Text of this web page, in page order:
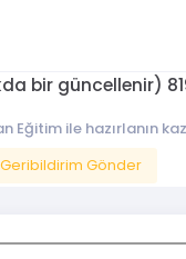
bir güncellenir)
Eğitim ile hazırlanın
Geribildirim Gönder